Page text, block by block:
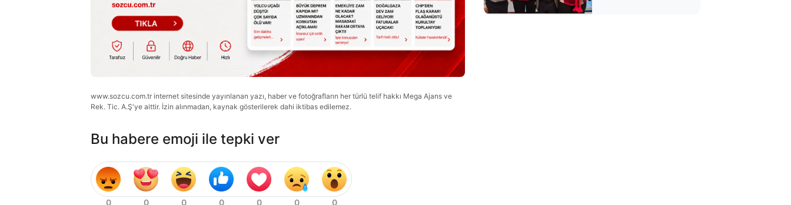
www.sozcu.com.tr internet sitesinde yayınlanan yazı, haber ve fotoğrafların her türlü telif hakkı Mega Ajans ve
Rek. Tic. A.Ş'ye aittir. İzin alınmadan, kaynak gösterilerek dahi iktibas edilemez.
Bu habere emoji ile tepki ver